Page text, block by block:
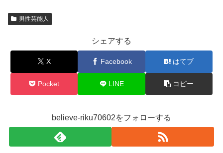
男性芸能人
シェアする
X Facebook はてブ
Pocket LINE コピー
believe-riku70602をフォローする